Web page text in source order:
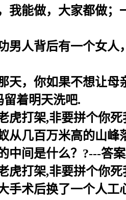
我能做，大家都做
男人背后有一个女
天，你如果不想让
着明天洗吧.
虎打架,非要拼个你
从几百万米高的山
中间是什么？?---答
虎打架,非要拼个你
手术后换了一个人